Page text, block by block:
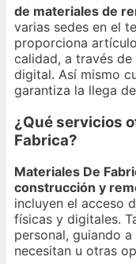
de materiales de
varias sedes en el
proporciona
calidad, a través de
digital. Así mismo
garantiza la llega
¿Qué servicios
Fabrica?
Materiales De
construcción y
incluyen el acceso
físicas y digitales.
personal, guiando
necesitan u otras